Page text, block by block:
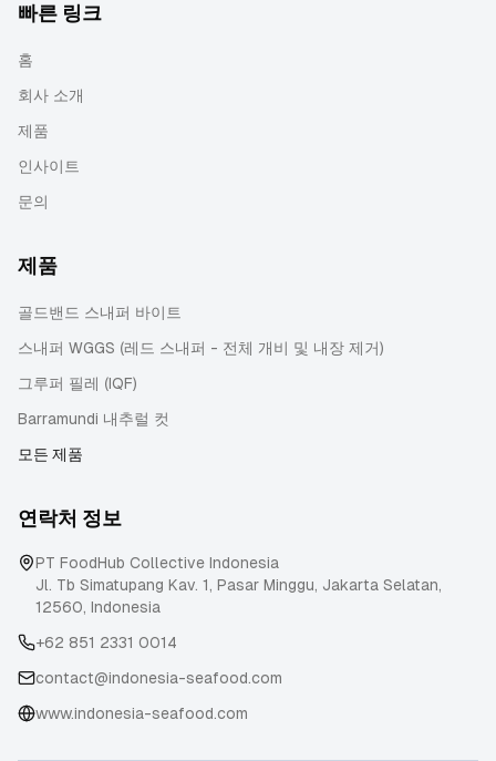
빠른 링크
홈
회사 소개
제품
인사이트
문의
제품
골드밴드 스내퍼 바이트
스내퍼 WGGS (레드 스내퍼 - 전체 개비 및 내장 제거)
그루퍼 필레 (IQF)
Barramundi 내추럴 컷
모든 제품
연락처 정보
PT FoodHub Collective Indonesia
Jl. Tb Simatupang Kav. 1, Pasar Minggu, Jakarta Selatan,
12560, Indonesia
+62 851 2331 0014
contact@indonesia-seafood.com
www.indonesia-seafood.com